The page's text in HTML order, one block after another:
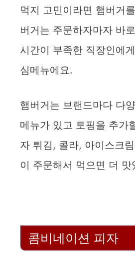
먹지 고민이라면 햄버거
버거는 주문하자마자 바
시간이 부족한 직장인에
심메뉴에요.
햄버거는 브랜드마다 다
메뉴가 있고 토핑을 추가
자 튀김, 콜라, 아이스크
이 주문해서 먹으면 더 맛
콤비네이션 피자